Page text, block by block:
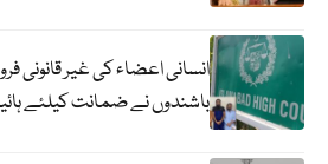
انسانی اعضاء کی غیر قانونی
باشندوں نے ضمانت کیلئے